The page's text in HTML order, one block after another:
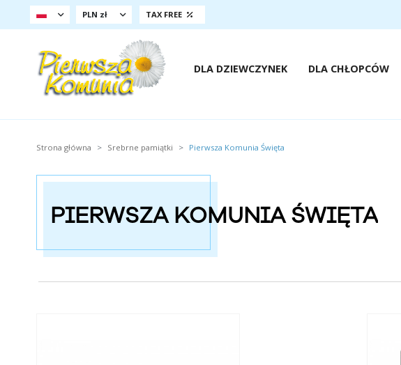
PLN zł TAX FREE
DLA DZIEWCZYNEK DLA CHŁOPCÓW
Strona główna Srebrne pamiątki Pierwsza Komunia Święta
PIERWSZA KOMUNIA ŚWIĘTA